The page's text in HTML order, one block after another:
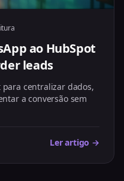
ao HubSpot
leads
centralizar dados,
a conversão sem
Ler artigo →